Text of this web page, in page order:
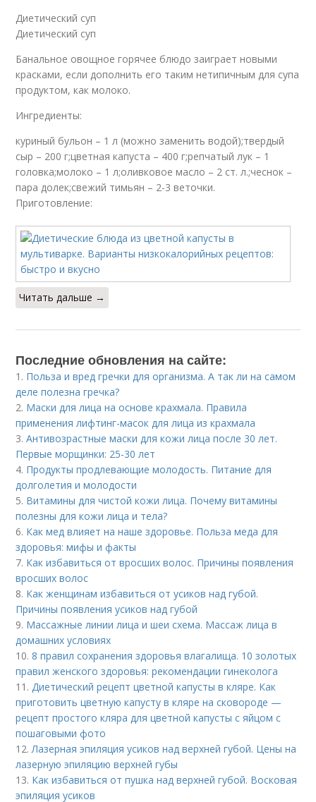
Диетический суп
Диетический суп
Банальное овощное горячее блюдо заиграет новыми
красками, если дополнить его таким нетипичным для супа
продуктом, как молоко.
Ингредиенты:
куриный бульон – 1 л (можно заменить водой);твердый
сыр – 200 г;цветная капуста – 400 г;репчатый лук – 1
головка;молоко – 1 л;оливковое масло – 2 ст. л.;чеснок –
пара долек;свежий тимьян – 2-3 веточки.
Приготовление:
Читать дальше →
Последние обновления на сайте:
1. Польза и вред гречки для организма. А так ли на самом
деле полезна гречка?
2. Маски для лица на основе крахмала. Правила
применения лифтинг-масок для лица из крахмала
3.Антивозрастные маски для кожи лица после 30 лет.
Первые морщинки: 25-30 лет
4. Продукты продлевающие молодость. Питание для
долголетия и молодости
5. Витамины для чистой кожи лица. Почему витамины
полезны для кожи лица и тела?
6. Как мед влияет на наше здоровье. Польза меда для
здоровья: мифы и факты
7. Как избавиться от вросших волос. Причины появления
вросших волос
8. Как женщинам избавиться от усиков над губой.
Причины появления усиков над губой
9. Массажные линии лица и шеи схема. Массаж лица в
домашних условиях
10.8 правил сохранения здоровья влагалища. 10 золотых
правил женского здоровья: рекомендации гинеколога
11.Диетический рецепт цветной капусты в кляре. Как
приготовить цветную капусту в кляре на сковороде —
рецепт простого кляра для цветной капусты с яйцом с
пошаговыми фото
12.Лазерная эпиляция усиков над верхней губой. Цены на
лазерную эпиляцию верхней губы
13. Как избавиться от пушка над верхней губой. Восковая
эпиляция усиков